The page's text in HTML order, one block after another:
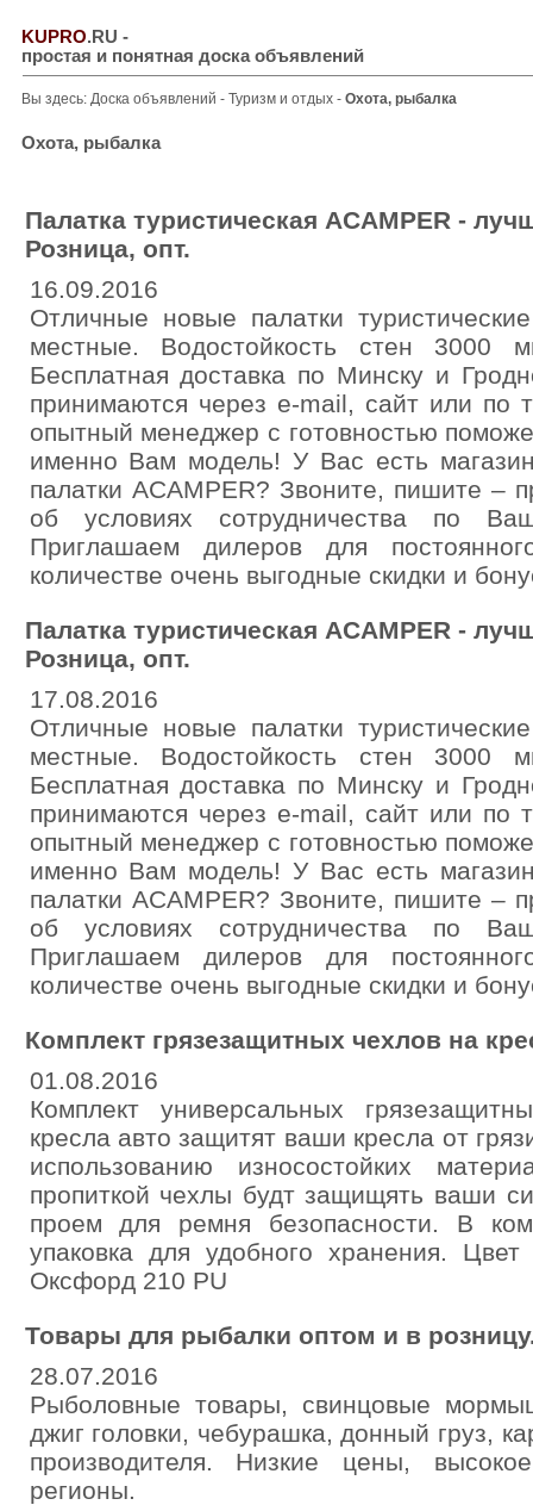
KUPRO.RU -
простая и понятная доска объявлений
Вы здесь: Доска объявлений - Туризм и отдых - Охота, рыбалка
Охота, рыбалка
Палатка туристическая ACAMPER -
Розница, опт.
16.09.2016
Отличные новые палатки
местные. Водостойкость стен 3000
Бесплатная доставка по Минску и
принимаются через e-mail, сайт или по
опытный менеджер с готовностью
именно Вам модель! У Вас есть
палатки ACAMPER? Звоните, пишите –
об условиях сотрудничества по
Приглашаем дилеров для
количестве очень выгодные скидки и
Палатка туристическая ACAMPER -
Розница, опт.
17.08.2016
Отличные новые палатки
местные. Водостойкость стен 3000
Бесплатная доставка по Минску и
принимаются через e-mail, сайт или по
опытный менеджер с готовностью
именно Вам модель! У Вас есть
палатки ACAMPER? Звоните, пишите –
об условиях сотрудничества по
Приглашаем дилеров для
количестве очень выгодные скидки и
Комплект грязезащитных чехлов на
01.08.2016
Комплект универсальных
кресла авто защитят ваши кресла от
использованию износостойких
пропиткой чехлы будт защищять ваши
проем для ремня безопасности. В
упаковка для удобного хранения.
Оксфорд 210 PU
Товары для рыбалки оптом и в
28.07.2016
Рыболовные товары, свинцовые
джиг головки, чебурашка, донный груз,
производителя. Низкие цены,
регионы.